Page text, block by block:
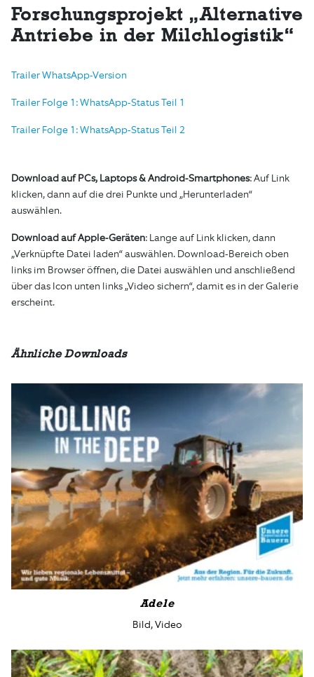
Forschungsprojekt „Alternative
Antriebe in der Milchlogistik“
Trailer WhatsApp-Version
Trailer Folge 1: WhatsApp-Status Teil 1
Trailer Folge 1: WhatsApp-Status Teil 2
Download auf PCs, Laptops & Android-Smartphones: Auf Link
klicken, dann auf die drei Punkte und „Herunterladen“
auswählen.
Download auf Apple-Geräten: Lange auf Link klicken, dann
„Verknüpfte Datei laden“ auswählen. Download-Bereich oben
links im Browser öffnen, die Datei auswählen und anschließend
über das Icon unten links „Video sichern“, damit es in der Galerie
erscheint.
Ähnliche Downloads
Adele
Bild, Video